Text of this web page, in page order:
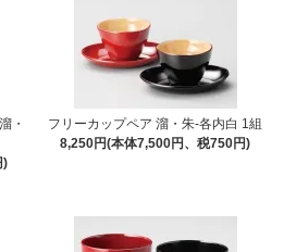
・
)
フリーカップペア 溜・朱-各内白 1組
8,250円(本体7,500円、税750円)